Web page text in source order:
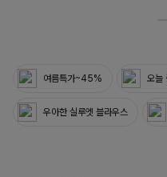
여름특가~45% 오늘
우아한 실루엣 블라우스